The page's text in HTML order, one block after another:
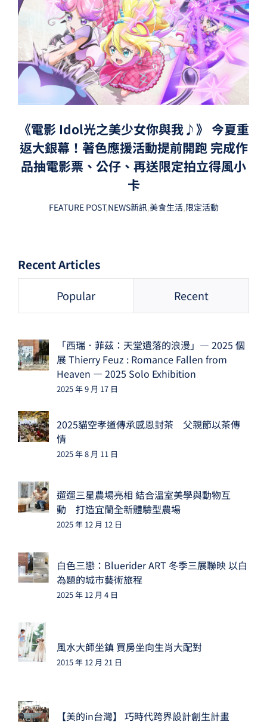
《電影 Idol光之美少女你與我♪》 今夏重
返大銀幕！著色應援活動提前開跑 完成作
品抽電影票、公仔、再送限定拍立得風小
卡
FEATURE POST,NEWS新訊,美食生活,限定活動
Recent Articles
Popular Recent
「西瑞．菲茲：天堂遺落的浪漫」— 2025 個
展 Thierry Feuz : Romance Fallen from
Heaven — 2025 Solo Exhibition
2025 年 9 月 17 日
2025貓空孝道傳承感恩封茶 父親節以茶傳
情
2025 年 8 月 11 日
遛遛三星農場亮相 結合溫室美學與動物互
動 打造宜蘭全新體驗型農場
2025 年 12 月 12 日
白色三戀：Bluerider ART 冬季三展聯映 以白
為題的城市藝術旅程
2025 年 12 月 4 日
風水大師坐鎮 買房坐向生肖大配對
2015 年 12 月 21 日
【美的in台灣】 巧時代跨界設計創生計畫